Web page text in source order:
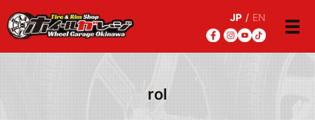
JP / EN
メ
rol